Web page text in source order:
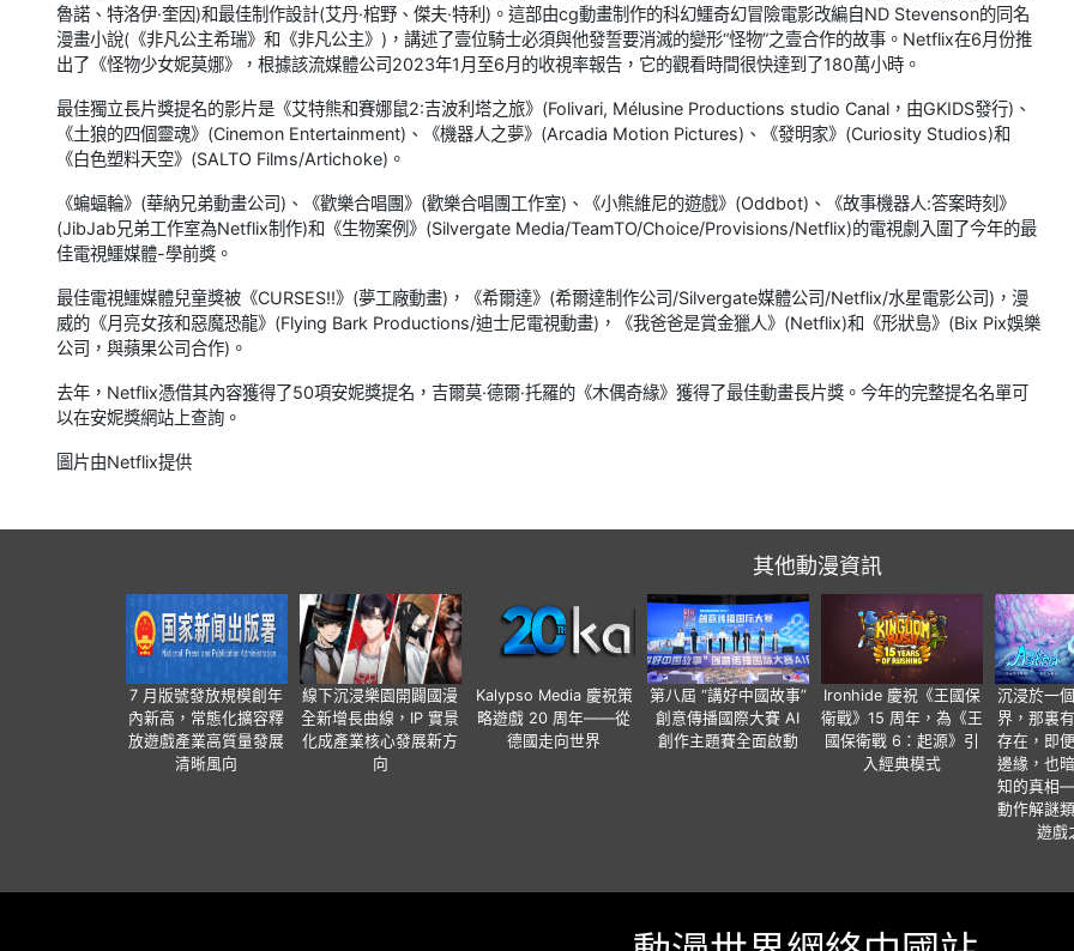
魯諾、特洛伊·奎因)和最佳制作設計(艾丹·棺野、傑夫·特利)。這部由cg動畫制作的科幻鱷奇幻冒險電影改編自ND Stevenson的同名
漫畫小說(《非凡公主希瑞》和《非凡公主》)，講述了壹位騎士必須與他發誓要消滅的變形“怪物”之壹合作的故事。Netflix在6月份推
出了《怪物少女妮莫娜》，根據該流媒體公司2023年1月至6月的收視率報告，它的觀看時間很快達到了180萬小時。
最佳獨立長片獎提名的影片是《艾特熊和賽娜鼠2:吉波利塔之旅》(Folivari, Mélusine Productions studio Canal，由GKIDS發行)、
《土狼的四個靈魂》(Cinemon Entertainment)、《機器人之夢》(Arcadia Motion Pictures)、《發明家》(Curiosity Studios)和
《白色塑料天空》(SALTO Films/Artichoke)。
《蝙蝠輪》(華納兄弟動畫公司)、《歡樂合唱團》(歡樂合唱團工作室)、《小熊維尼的遊戲》(Oddbot)、《故事機器人:答案時刻》
(JibJab兄弟工作室為Netflix制作)和《生物案例》(Silvergate Media/TeamTO/Choice/Provisions/Netflix)的電視劇入圍了今年的最
佳電視鱷媒體-學前獎。
最佳電視鱷媒體兒童獎被《CURSES!!》(夢工廠動畫)，《希爾達》(希爾達制作公司/Silvergate媒體公司/Netflix/水星電影公司)，漫
威的《月亮女孩和惡魔恐龍》(Flying Bark Productions/迪士尼電視動畫)，《我爸爸是賞金獵人》(Netflix)和《形狀島》(Bix Pix娛樂
公司，與蘋果公司合作)。
去年，Netflix憑借其內容獲得了50項安妮獎提名，吉爾莫·德爾·托羅的《木偶奇緣》獲得了最佳動畫長片獎。今年的完整提名名單可
以在安妮獎網站上查詢。
圖片由Netflix提供
其他動漫資訊
7 月版號發放規模創年
內新高，常態化擴容釋
放遊戲產業高質量發展
清晰風向
線下沉浸樂園開闢國漫
全新增長曲線，IP 實景
化成產業核心發展新方
向
Kalypso Media 慶祝策
略遊戲 20 周年——從
德國走向世界
第八屆 “講好中國故事”
創意傳播國際大賽 AI
創作主題賽全面啟動
Ironhide 慶祝《王國保
衛戰》15 周年，為《王
國保衛戰 6：起源》引
入經典模式
沉浸於一
界，那裏
存在，即
邊緣，也
知的真相
動作解謎
遊戲